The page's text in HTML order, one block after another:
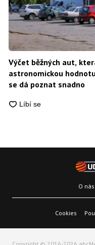
Výčet běžných aut,
astronomickou
se dá poznat snadno
O nás
Cookies